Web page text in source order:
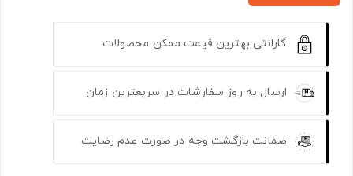
گارانتی بهترین قیمت ممکن محصولات
ارسال به روز سفارشات در سریعترین زمان
ضمانت بازگشت وجه در صورت عدم رضایت